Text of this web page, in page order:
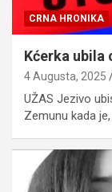
CRNA HRONIKA
Kćerka ubila
4 Augusta, 2025
UŽAS Jezivo
Zemunu kada